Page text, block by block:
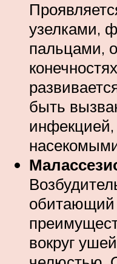
узелками,
пальцами,
быть
инфекцией,
обитающий
вокруг